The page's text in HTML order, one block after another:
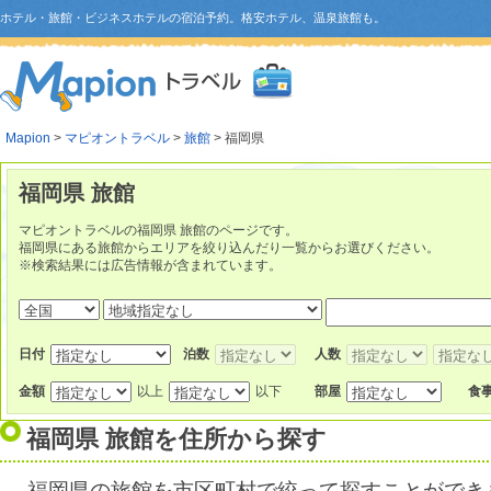
ホテル・旅館・ビジネスホテルの宿泊予約。格安ホテル、温泉旅館も。
Mapion > マピオントラベル > 旅館 > 福岡県
福岡県 旅館
マピオントラベルの福岡県 旅館のページです。
福岡県にある旅館からエリアを絞り込んだり一覧からお選びください。
※検索結果には広告情報が含まれています。
日付 泊数 人数
金額 以上 以下 部屋 食
福岡県 旅館を住所から探す